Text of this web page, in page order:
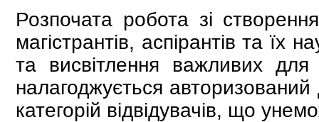
Розпочата робота зі
магістрантів, аспірантів та їх
та висвітлення важливих
налагоджується авторизований
категорій відвідувачів, що